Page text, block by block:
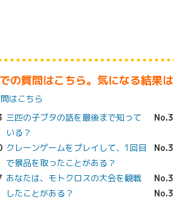
の質問はこちら。気になる結果
はこちら
三匹の子ブタの話を最後まで知って
いる？
クレーンゲームをプレイして、1回目
で景品を取ったことがある？
あなたは、モトクロスの大会を観戦
したことがある？